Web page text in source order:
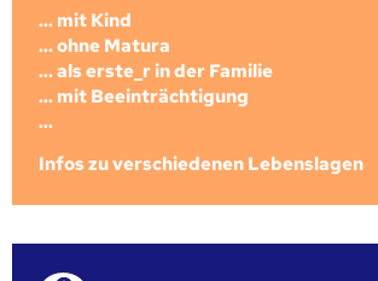
... mit Kind
... ohne Matura
... als erste_r in der Familie
... mit Beeinträchtigung
...
Infos zu verschiedenen Lebenslagen